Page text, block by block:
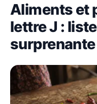
Aliments et
lettre J :
surprenante